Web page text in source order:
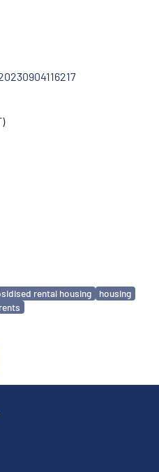
rental housing
housing
rents